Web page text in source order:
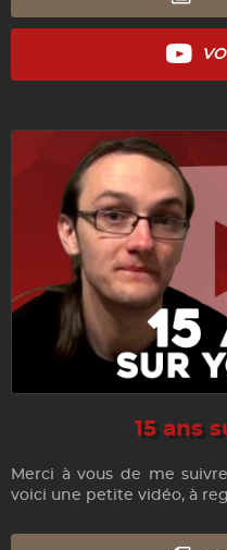
15 ans
Merci à vous de me
voici une petite vidéo, à